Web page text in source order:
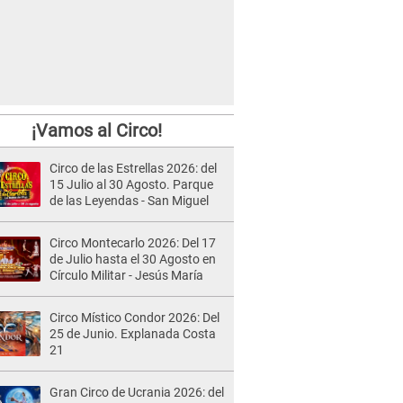
¡Vamos al Circo!
Circo de las Estrellas 2026: del
15 Julio al 30 Agosto. Parque
de las Leyendas - San Miguel
Circo Montecarlo 2026: Del 17
de Julio hasta el 30 Agosto en
Círculo Militar - Jesús María
Circo Místico Condor 2026: Del
25 de Junio. Explanada Costa
21
Gran Circo de Ucrania 2026: del